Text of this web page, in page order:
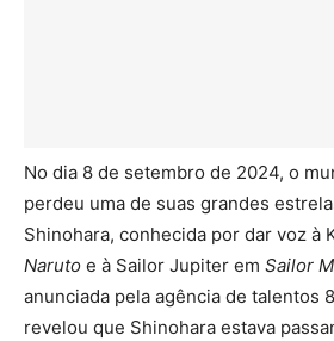
No dia 8 de setembro de 2024, o
perdeu uma de suas grandes
Shinohara, conhecida por dar voz à
Naruto e à Sailor Jupiter em Sailor
anunciada pela agência de talentos
revelou que Shinohara estava